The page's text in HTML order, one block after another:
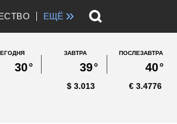
ЕЩЁ »
30°
ЗАВТРА
39°
ПОСЛЕЗАВТРА
40°
3.013
$ 3.4776
€